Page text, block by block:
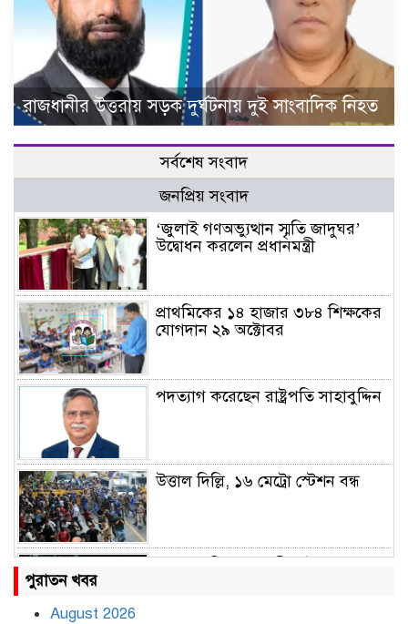
রাজধানীর উত্তরায় সড়ক দুর্ঘটনায় দুই সাংবাদিক নিহত
সর্বশেষ সংবাদ
জনপ্রিয় সংবাদ
‘জুলাই গণঅভ্যুত্থান স্মৃতি জাদুঘর’
উদ্বোধন করলেন প্রধানমন্ত্রী
প্রাথমিকের ১৪ হাজার ৩৮৪ শিক্ষকের
যোগদান ২৯ অক্টোবর
পদত্যাগ করেছেন রাষ্ট্রপতি সাহাবুদ্দিন
উত্তাল দিল্লি, ১৬ মেট্রো স্টেশন বন্ধ
পুরাতন খবর
August 2026